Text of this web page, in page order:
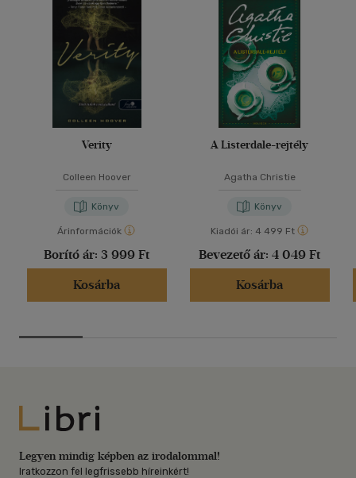
Verity
Colleen Hoover
Könyv
Árinformációk
Borító ár: 3 999 Ft
Kosárba
A Listerdale-rejtély
Agatha Christie
Könyv
Kiadói ár: 4 499 Ft
Bevezető ár: 4 049 Ft
Kosárba
Libri
Legyen mindig képben az irodalommal!
Iratkozzon fel legfrissebb híreinkért!